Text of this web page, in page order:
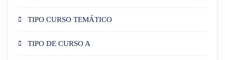
TIPO CURSO TEMÁTICO
TIPO DE CURSO A